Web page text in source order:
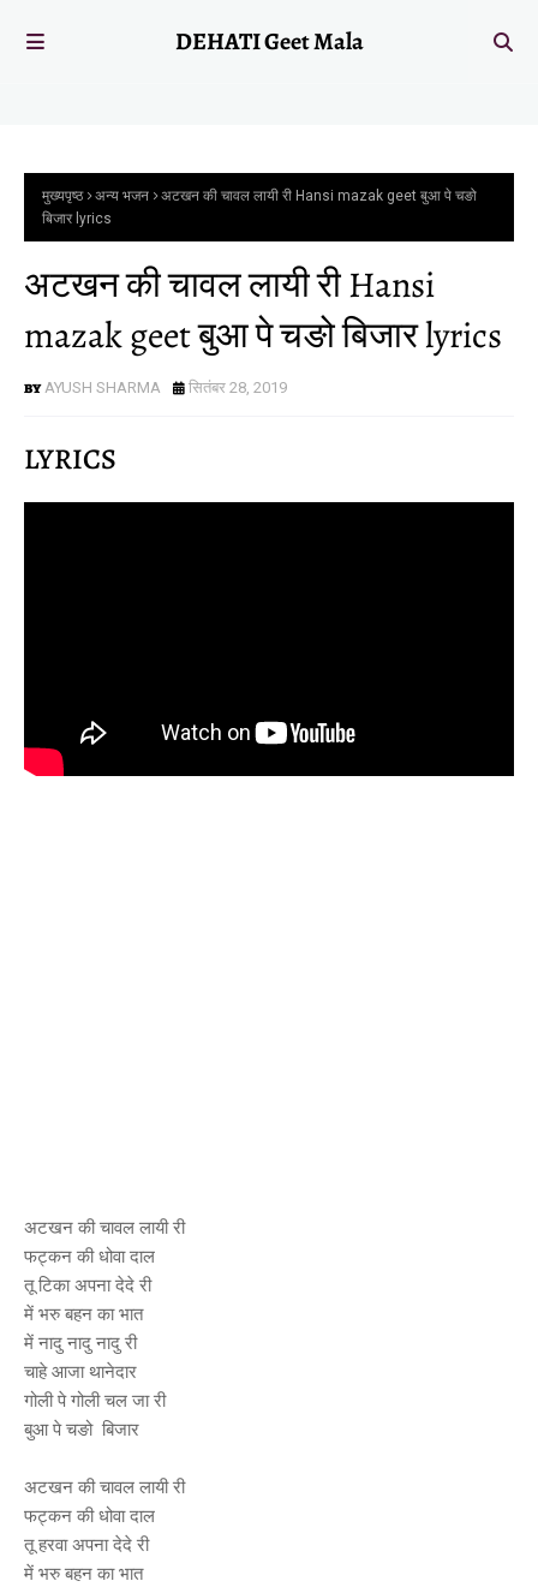
DEHATI Geet Mala
मुख्यपृष्ठ अन्य भजन
अटखन की चावल लायी री Hansi mazak geet बुआ पे चङो
बिजार lyrics
अटखन की चावल लायी री Hansi
mazak geet बुआ पे चङो बिजार lyrics
AYUSH SHARMA सितंबर 28, 2019
LYRICS
अटखन की चावल लायी री
फट्कन की धोवा दाल
तू टिका अपना देदे री
में भरु बहन का भात
में नादु नादु नादु री
चाहे आजा थानेदार
गोली पे गोली चल जा री
बुआ पे चङो बिजार
अटखन की चावल लायी री
फट्कन की धोवा दाल
तू हरवा अपना देदे री
में भरु बहन का भात